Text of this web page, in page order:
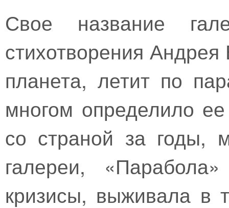
Свое название
стихотворения Андрея
планета, летит по
многом определило
со страной за годы,
галереи,
кризисы, выживала в